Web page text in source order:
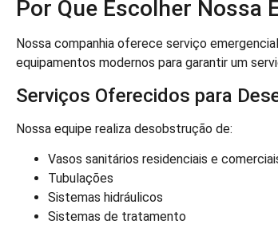
Por Que Escolher Nossa
Nossa companhia oferece serviço
equipamentos modernos para garantir um
Serviços Oferecidos para
Nossa equipe realiza desobstrução de:
Vasos sanitários residenciais e
Tubulações
Sistemas hidráulicos
Sistemas de tratamento